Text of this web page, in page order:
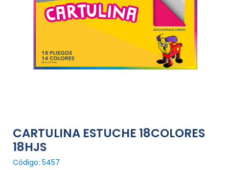
CARTULINA ESTUCHE 18COLORES
18HJS
Código: 5457